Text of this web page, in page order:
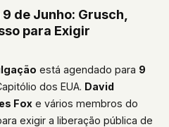
de Junho: Grusch,
para Exigir
está agendado para 9
dos EUA. David
Foxe vários membros do
exigir a liberação pública de